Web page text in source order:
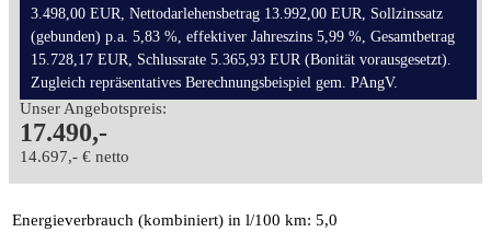
3.498,00 EUR, Nettodarlehensbetrag 13.992,00 EUR, Sollzinssatz
(gebunden) p.a. 5,83 %, effektiver Jahreszins 5,99 %, Gesamtbetrag
15.728,17 EUR, Schlussrate 5.365,93 EUR (Bonität vorausgesetzt).
Zugleich repräsentatives Berechnungsbeispiel gem. PAngV.
Unser Angebotspreis:
17.490,-
14.697,- € netto
Energieverbrauch (kombiniert) in l/100 km: 5,0